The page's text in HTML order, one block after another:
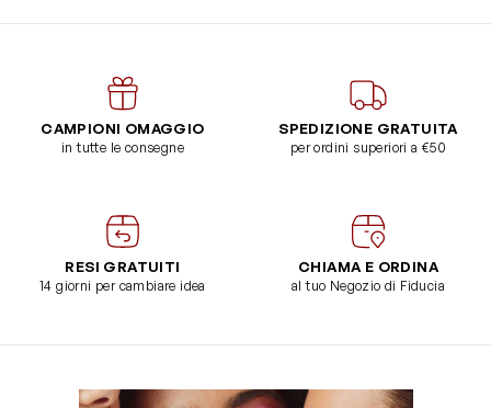
CAMPIONI OMAGGIO
in tutte le consegne
SPEDIZIONE GRATUITA
per ordini superiori a €50
RESI GRATUITI
14 giorni per cambiare idea
CHIAMA E ORDINA
al tuo Negozio di Fiducia